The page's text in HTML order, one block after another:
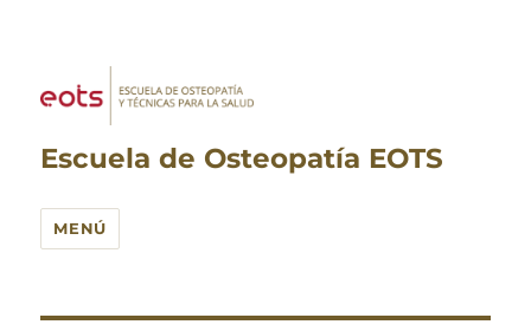
Escuela de Osteopatía EOTS
MENÚ